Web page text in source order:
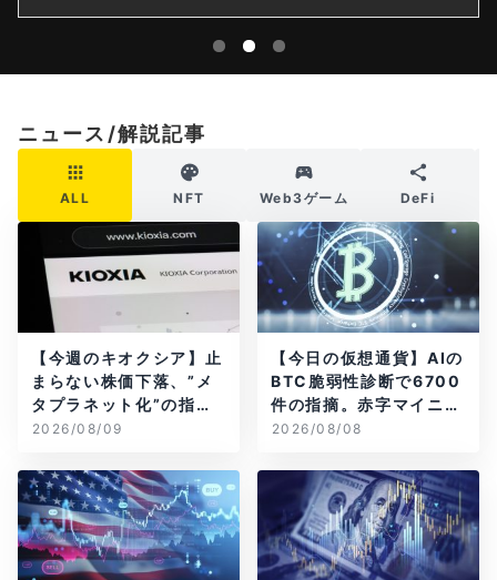
ニュース/解説記事
ALL NFT Web3ゲーム DeFi
【今週のキオクシア】止
まらない株価下落、”メ
タプラネット化”の指摘
は本当？
2026/08/09
【今日の仮想通貨】AIの
BTC脆弱性診断で6700
件の指摘。赤字マイニン
グ企業はAIに賭ける
2026/08/08